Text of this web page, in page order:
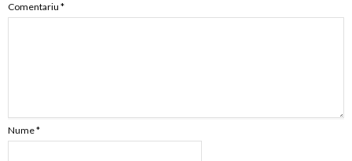
Comentariu *
Nume*